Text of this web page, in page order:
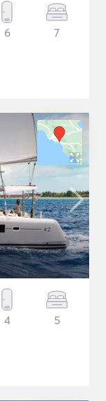
6 7
4 5